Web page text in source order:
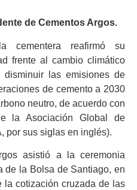
de Cementos Argos.
cementera reafirmó su
frente al cambio climático
disminuir las emisiones de
de cemento a 2030
neutro, de acuerdo con
la Asociación Global de
por sus siglas en inglés).
asistió a la ceremonia
de la Bolsa de Santiago, en
la cotización cruzada de las